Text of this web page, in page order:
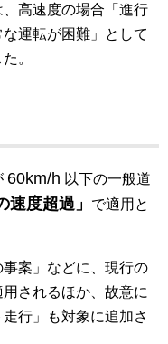
高速度の場合「進行
運転が困難」として
。
60km/h 以下の一般道
度超過」
で適用と
事案」などに、現行の
されるほか、故意に
行」も対象に追加さ